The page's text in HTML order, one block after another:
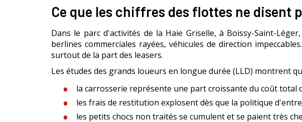
Ce que les chiffres des flottes ne disent
Dans le parc d'activités de la Haie Griselle, à Boissy-Saint-
berlines commerciales rayées, véhicules de direction
surtout de la part des leasers.
Les études des grands loueurs en longue durée (LLD) montrent
la carrosserie représente une part croissante du coût total
les frais de restitution explosent dès que la politique
les petits chocs non traités se cumulent et se paient très